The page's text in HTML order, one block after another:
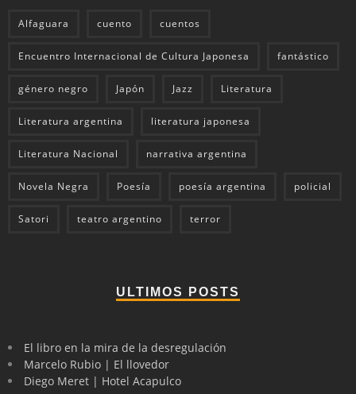
Alfaguara cuento cuentos
Encuentro Internacional de Cultura Japonesa fantástico
género negro Japón Jazz Literatura
Literatura argentina literatura japonesa
Literatura Nacional narrativa argentina
Novela Negra Poesía poesía argentina policial
Satori teatro argentino terror
ULTIMOS POSTS
El libro en la mira de la desregulación
Marcelo Rubio | El llovedor
Diego Meret | Hotel Acapulco